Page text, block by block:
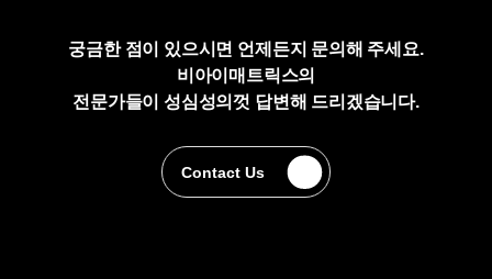
궁금한 점이 있으시면 언제든지 문의해 주세요.
비아이매트릭스의
전문가들이 성심성의껏 답변해 드리겠습니다.
Contact Us
Contact Us